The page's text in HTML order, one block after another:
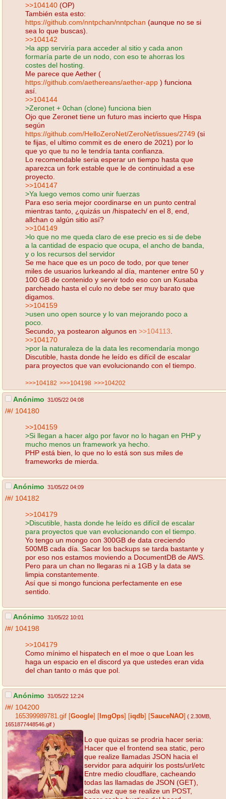
>>104140 (OP)
También esta esto:
https://github.com/nntpchan/nntpchan (aunque no se si
sea lo que buscas).
>>104142
>la app serviría para acceder al sitio y cada anon
formaría parte de un nodo, con eso te ahorras los
costes del hosting.
Me parece que Aether (
https://github.com/aethereans/aether-app ) funciona
así.
>>104144
>Zeronet + 0chan (clone) funciona bien
Ojo que Zeronet tiene un futuro mas incierto que Hispa
según
https://github.com/HelloZeroNet/ZeroNet/issues/2749 (si
te fijas, el ultimo commit es de enero de 2021) por lo
que yo que tu no le tendría tanta confianza.
Lo recomendable seria esperar un tiempo hasta que
aparezca un fork estable que le de continuidad a ese
proyecto.
>>104147
>Ya luego vemos como unir fuerzas
Para eso seria mejor coordinarse en un punto central
mientras tanto, ¿quizás un /hispatech/ en el 8, end,
allchan o algún sitio así?
>>104149
>lo que no me queda claro de ese precio es si de debe
a la cantidad de espacio que ocupa, el ancho de banda,
y o los recursos del servidor
Se me hace que es un poco de todo, por que tener
miles de usuarios lurkeando al día, mantener entre 50 y
100 GB de contenido y servir todo eso con un Kusaba
parcheado hasta el culo no debe ser muy barato que
digamos.
>>104159
>usen uno open source y lo van mejorando poco a
poco.
Secundo, ya postearon algunos en >>104113
>>104170
>por la naturaleza de la data les recomendaría mongo
Discutible, hasta donde he leído es difícil de escalar
para proyectos que van evolucionando con el tiempo.
>>>104182 >>>104198 >>>104202
Anónimo 31/05/22 04:08
/#/ 104180
>>104159
>Si llegan a hacer algo por favor no lo hagan en PHP y
mucho menos un framework ya hecho.
PHP está bien, lo que no lo está son sus miles de
frameworks de mierda.
Anónimo 31/05/22 04:09
/#/ 104182
>>104179
>Discutible, hasta donde he leído es difícil de escalar
para proyectos que van evolucionando con el tiempo.
Yo tengo un mongo con 300GB de data creciendo
500MB cada día. Sacar los backups se tarda bastante y
por eso nos estamos moviendo a DocumentDB de AWS.
Pero para un chan no llegaras ni a 1GB y la data se
limpia constantemente.
Así que si mongo funciona perfectamente en ese
sentido.
Anónimo 31/05/22 10:01
/#/ 104198
>>104179
Como mínimo el hispatech en el moe o que Loan les
haga un espacio en el discord ya que ustedes eran vida
del chan tanto o más que pol.
Anónimo 31/05/22 12:24
/#/ 104200
165399989781.gif Google ImgOps iqdb SauceNAO ( 2.30MB
1651877448546.gif )
Lo que quizas se prodria hacer seria:
Hacer que el frontend sea static, pero
que realize llamadas JSON hacia el
servidor para adquirir los posts/url/etc
Entre medio cloudflare, cacheando
todas las llamadas de JSON (GET),
cada vez que se realize un POST,